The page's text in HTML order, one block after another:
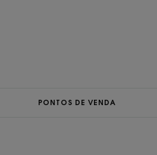
PONTOS DE VENDA